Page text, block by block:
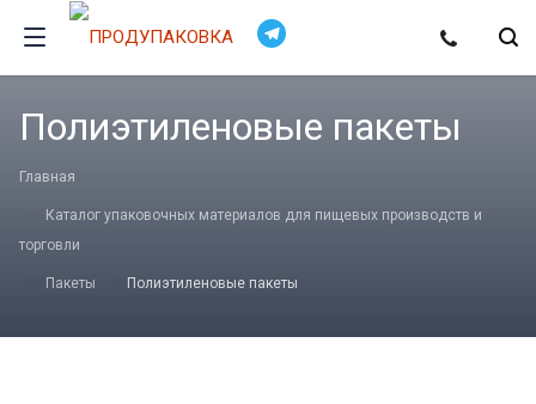
Полиэтиленовые пакеты
Главная
Каталог упаковочных материалов для пищевых производств и
торговли
Пакеты Полиэтиленовые пакеты